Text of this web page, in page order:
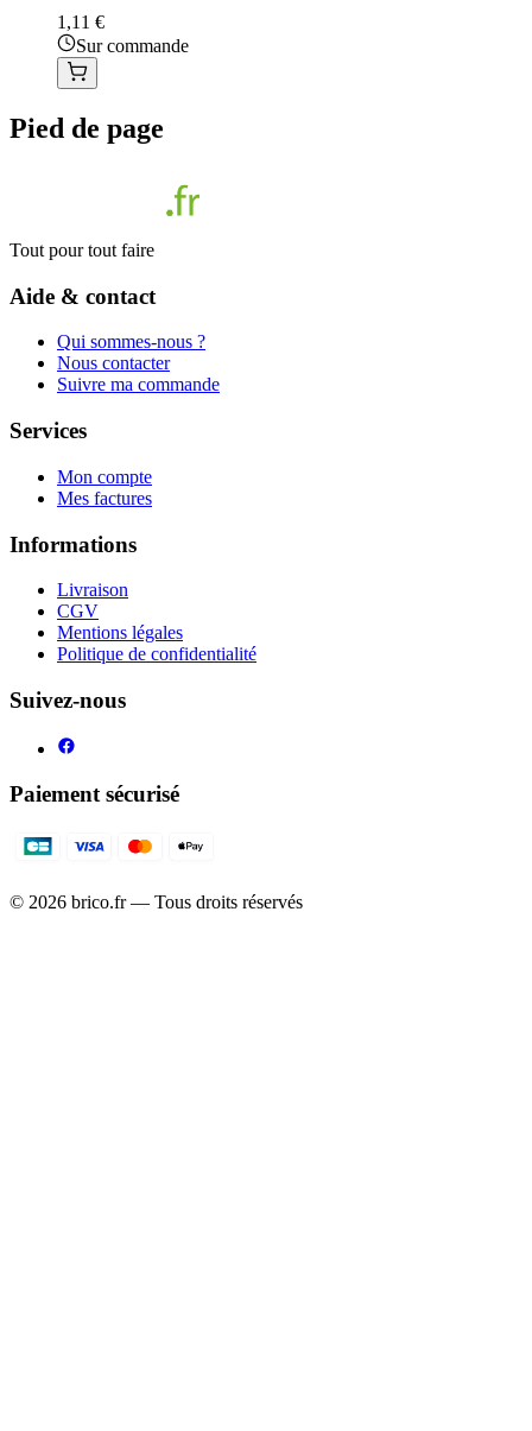
1,11 €
Sur commande
Pied de page
Tout pour tout faire
Aide & contact
Qui sommes-nous ?
Nous contacter
Suivre ma commande
Services
Mon compte
Mes factures
Informations
Livraison
CGV
Mentions légales
Politique de confidentialité
Suivez-nous
Paiement sécurisé
© 2026 brico.fr — Tous droits réservés